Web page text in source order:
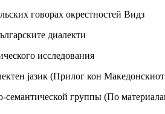
говорах окрестностей Видз
диалекти
исследования
јазик (Прилог кон Македонскиот
семантической группы (По